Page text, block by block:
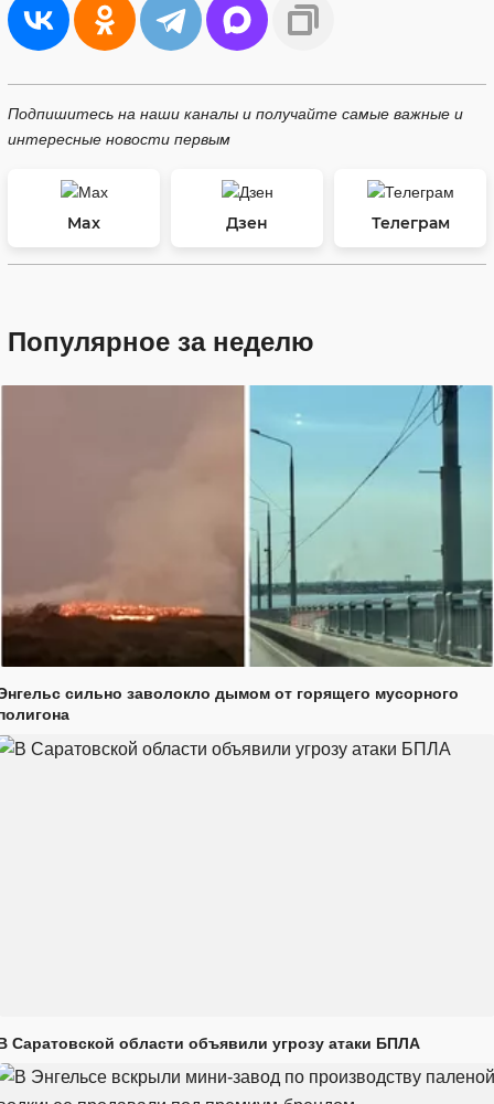
Подпишитесь на наши каналы и получайте самые важные и
интересные новости первым
Max Дзен Телеграм
Популярное за неделю
сильно заволокло дымом от горящего мусорного
Саратовской области объявили угрозу атаки БПЛА